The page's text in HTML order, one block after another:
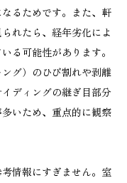
るためです。また、軒
れたら、経年劣化によ
る可能性があります。
グ）のひび割れや剥離
ディングの継ぎ目部分
いため、重点的に観察
情報にすぎません。室